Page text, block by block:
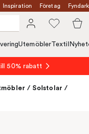
Inspiration Företag
UtemöblerTextil
50% rabatt
/ Solstolar /